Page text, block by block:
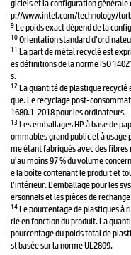
giciels et la configuration
p://www.intel.com/technology/
9Le poids exact dépend de la
10Orientation standard
11 La part de métal recyclé est
es définitions de la norme ISO
s.
12La quantité de plastique
que. Le recyclage post-
1680.1-2018 pour les ordinateurs.
13 Les emballages HP à base de
ommables grand public et à
me étant fabriqués avec des fibres
u’au moins 97 % du volume
e la boîte contenant le produit et
l’intérieur. L’emballage pour les
ersonnels et les pièces de
14Le pourcentage de plastiques à
rie en fonction du produit. La
pourcentage du poids total de
st basée sur la norme UL2809.